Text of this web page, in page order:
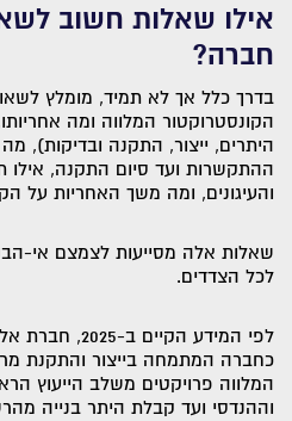
אילו שאלות חשוב
חברה?
בדרך כלל אך לא תמיד, מומלץ
הקונסטרוקטור המלווה ומה
היתרים, ייצור, התקנה ובדיקות),
ההתקשרות ועד סיום התקנה, אילו
והעיגונים, ומה משך האחריות על
שאלות אלה מסייעות לצמצם אי-
לכל הצדדים.
לפי המידע
כחברה המתמחה בייצור והתקנת
המלווה פרויקטים משלב הייעוץ
וההנדסי ועד קבלת היתר בנייה